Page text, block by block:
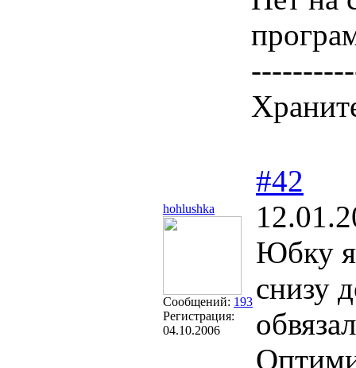
hohlushka
Сообщений: 193
Регистрация:
04.10.2006
#42
Юбку я
снизу